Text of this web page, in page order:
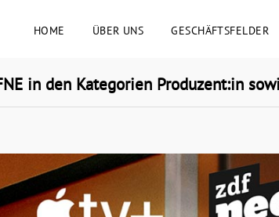
HOME ÜBER UNS GESCHÄFTSFELDER
in den Kategorien Produzent:in